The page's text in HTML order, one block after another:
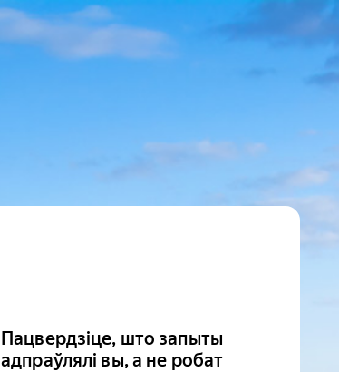
Пацвердзіце, што запыты
адпраўлялі вы, а не робат